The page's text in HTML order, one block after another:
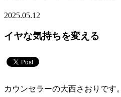
2025.05.12
イヤな気持ちを変える
カウンセラーの大西さおりです。